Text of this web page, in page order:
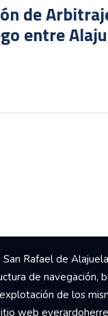
de
entre
Rafael de
de
de los
web